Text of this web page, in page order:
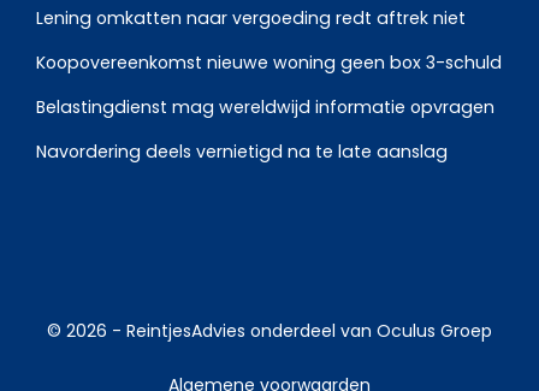
Lening omkatten naar vergoeding redt aftrek niet
Koopovereenkomst nieuwe woning geen box 3-schuld
Belastingdienst mag wereldwijd informatie opvragen
Navordering deels vernietigd na te late aanslag
© 2026 - ReintjesAdvies onderdeel van Oculus Groep
Algemene voorwaarden